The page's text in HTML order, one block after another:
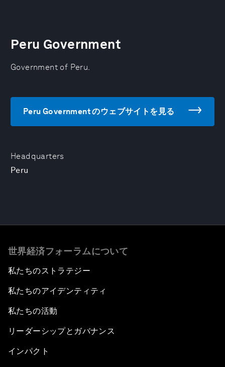
Headquarters
Peru
Peru Government
Government of Peru.
Peru Government のウェブサイトを見る
世界経済フォーラムについて
私たちのストラテジー
私たちのアイデンティティ
私たちの活動
リーダーシップとガバナンス
インパクト